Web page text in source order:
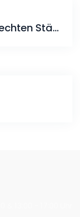
franz. Balkone mit waagrechten Stäben